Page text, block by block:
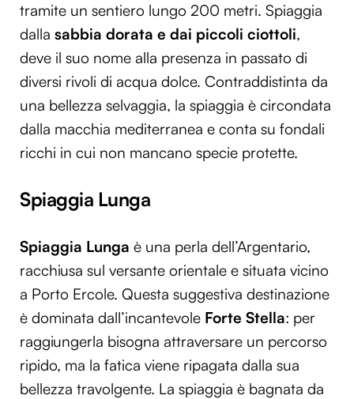
tramite un sentiero lungo 200 metri. Spiaggia
dalla sabbia dorata e dai piccoli ciottoli,
deve il suo nome alla presenza in passato di
diversi rivoli di acqua dolce. Contraddistinta da
una bellezza selvaggia, la spiaggia è circondata
dalla macchia mediterranea e conta su fondali
ricchi in cui non mancano specie protette.
Spiaggia Lunga
Spiaggia Lunga è una perla dell’Argentario,
racchiusa sul versante orientale e situata vicino
a Porto Ercole. Questa suggestiva destinazione
è dominata dall’incantevole Forte Stella: per
raggiungerla bisogna attraversare un percorso
ripido, ma la fatica viene ripagata dalla sua
bellezza travolgente. La spiaggia è bagnata da